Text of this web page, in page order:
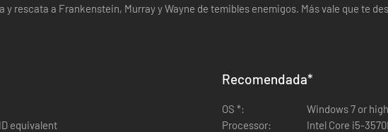
rescata a Frankenstein, Murray y Wayne de temibles enemigos. Más vale que te
3220 or AMD equivalent
Recomendada*
OS *:
Windows 7 or
Processor:
Intel Core i5-